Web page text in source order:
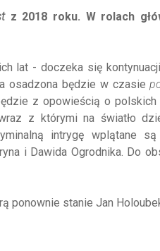
z 2018 roku. W rolach
lat - doczeka się
osadzona będzie w czasie
z opowieścią o
z którymi na światło
intrygę wplątane
i Dawida Ogrodnika. Do
ponownie stanie Jan